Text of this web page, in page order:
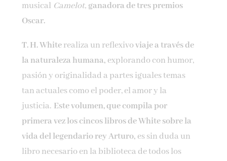
musical Camelot, ganadora de tres premios
Oscar.
T. H. Whiterealiza un reflexivoviaje a través de
la naturaleza humana, explorando con humor,
pasión y originalidad a partes iguales temas
tan actuales como el poder, el amor y la
justicia. Este volumen, que compila por
primera vez los cincos libros de White sobre la
vida del legendario rey Arturo, es sin duda un
libro necesario en la biblioteca de todos los